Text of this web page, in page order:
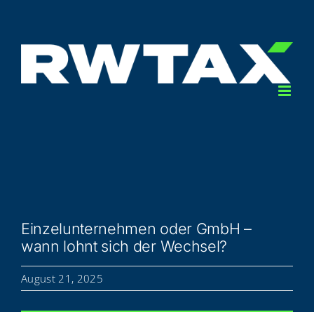
springen
Ein­zel­un­ter­neh­men oder GmbH –
wann lohnt sich der Wechsel?
August 21, 2025